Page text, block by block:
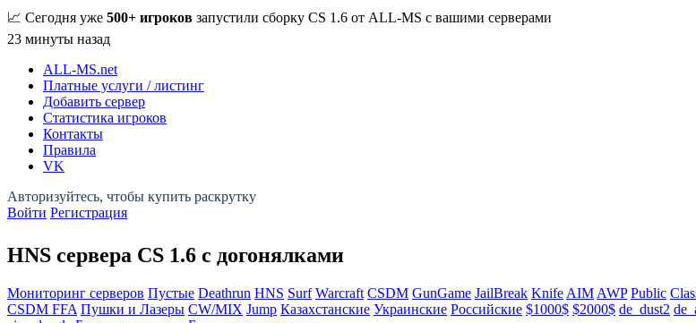
📈 Сегодня уже 500+ игроков запустили сборку CS 1.6 от ALL-MS с вашими серверами
23 минуты назад
ALL-MS.net
Платные услуги / листинг
Добавить сервер
Статистика игроков
Контакты
Правила
VK
Войти Регистрация
HNS сервера CS 1.6 с догонялками
Мониторинг серверов Пустые Deathrun HNS Surf Warcraft CSDM GunGame JailBreak Knife AIM AWP Public
CSDM FFA Пушки и Лазеры CW/MIX Jump Казахстанские Украинские Российские $1000$ $2000$ de_dust2